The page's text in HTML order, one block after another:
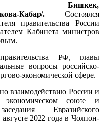
Бишкек,
Кабар/.Состоялся
правительства России
Кабинета министров
РФ, главы
вопросы российско-
экономической сфере.
взаимодействию России и
экономическом союзе и
Евразийского
2022 года в Чолпон-